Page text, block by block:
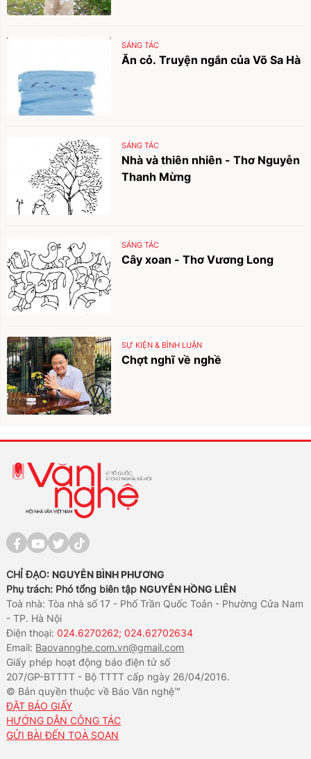
SÁNG TÁC
Ăn cỏ. Truyện ngắn của Võ Sa Hà
SÁNG TÁC
Nhà và thiên nhiên - Thơ Nguyễn
Thanh Mừng
SÁNG TÁC
Cây xoan - Thơ Vương Long
SỰ KIỆN & BÌNH LUẬN
Chợt nghĩ về nghề
CHỈ ĐẠO: NGUYỄN BÌNH PHƯƠNG
Phụ trách: Phó tổng biên tập NGUYỄN HỒNG LIÊN
Toà nhà: Tòa nhà số 17 - Phố Trần Quốc Toản - Phường Cửa Nam
- TP. Hà Nội
Điện thoại:024.6270262; 024.62702634
Email: Baovannghe.com.vn@gmail.com
Giấy phép hoạt động báo điện tử số
207/GP-BTTTT - Bộ TTTT cấp ngày 26/04/2016.
© Bản quyền thuộc về Báo Văn nghệ™
ĐẶT BÁO GIẤY
HƯỚNG DẪN CÔNG TÁC
GỬI BÀI ĐẾN TOÀ SOẠN